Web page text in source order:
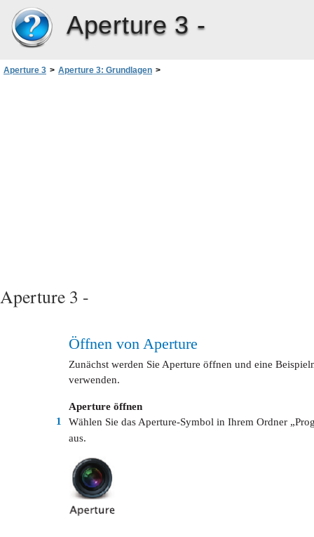
Aperture 3 -
Aperture 3 > Aperture 3: Grundlagen >
Aperture 3 -
Öffnen von Aperture
Zunächst werden Sie Aperture öffnen und eine
verwenden.
Aperture öffnen
Wählen Sie das Aperture-Symbol in Ihrem Ordner
1
aus.